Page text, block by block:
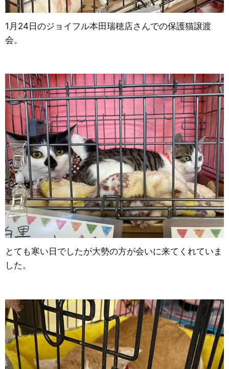
1月24日のジョイフル本田瑞穂店さんでの保護猫譲渡
会。
とても寒い日でしたが大勢の方が会いに来てくれていま
した。